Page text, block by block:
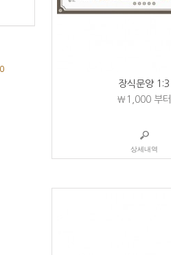
장식문양 1:3
₩1,000부터
상세내역